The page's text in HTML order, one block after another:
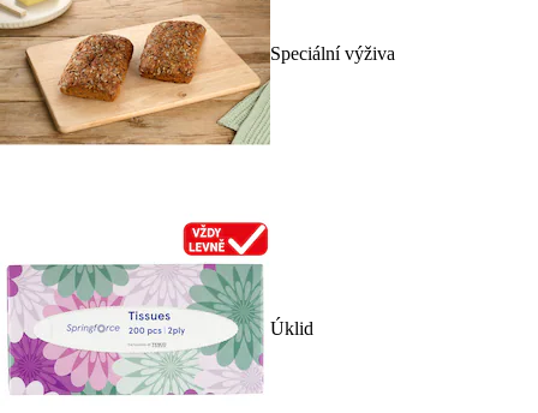
Speciální výživa
Úklid